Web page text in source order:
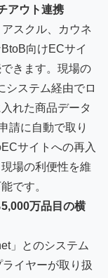
アウト連携
スクル、カウネ
向けECサイ
きます。現場の
システム経由でロ
れた商品データ
請に自動で取り
サイトへの再入
場の利便性を維
です。
万品目の横
」とのシステム
イヤーが取り扱